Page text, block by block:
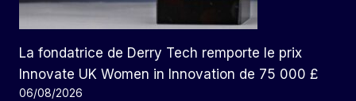
La fondatrice de Derry Tech remporte le prix
Innovate UK Women in Innovation de 75 000 £
06/08/2026